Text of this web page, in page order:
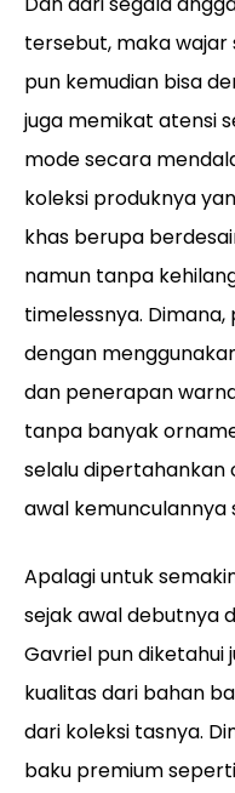
tersebut, maka wajar
pun kemudian bisa
juga memikat atensi
mode secara
koleksi produknya
khas berupa
namun tanpa
timelessnya.
dengan
dan penerapan
tanpa banyak
selalu dipertahankan
awal kemunculannya
Apalagi untuk
sejak awal debutnya
Gavriel pun
kualitas dari bahan
dari koleksi tasnya.
baku premium